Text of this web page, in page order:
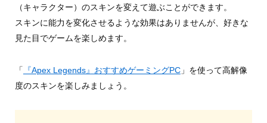
（キャラクター）のスキンを変えて遊ぶことができます。
スキンに能力を変化させるような効果はありませんが、好きな
見た目でゲームを楽しめます。
「 『Apex Legends』おすすめゲーミングPC」を使って高解像
度のスキンを楽しみましょう。